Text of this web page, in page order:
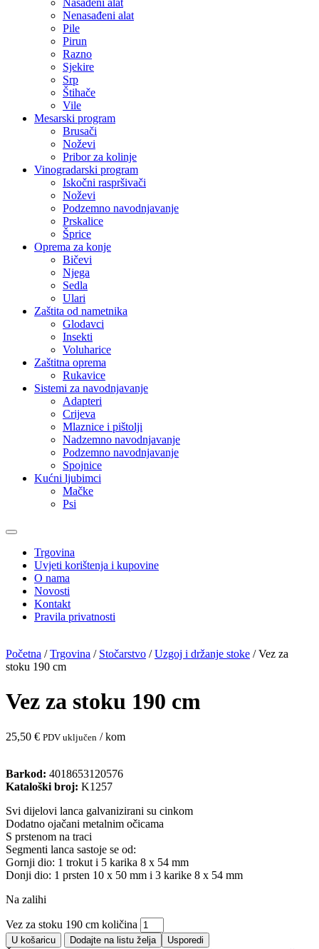
Nasađeni alat
Nenasađeni alat
Pile
Pirun
Razno
Sjekire
Srp
Štihače
Vile
Mesarski program
Brusači
Noževi
Pribor za kolinje
Vinogradarski program
Iskočni raspršivači
Noževi
Podzemno navodnjavanje
Prskalice
Šprice
Oprema za konje
Bičevi
Njega
Sedla
Ulari
Zaštita od nametnika
Glodavci
Insekti
Voluharice
Zaštitna oprema
Rukavice
Sistemi za navodnjavanje
Adapteri
Crijeva
Mlaznice i pištolji
Nadzemno navodnjavanje
Podzemno navodnjavanje
Spojnice
Kućni ljubimci
Mačke
Psi
Trgovina
Uvjeti korištenja i kupovine
O nama
Novosti
Kontakt
Pravila privatnosti
Početna /Trgovina / Stočarstvo /Uzgoj i držanje stoke / Vez za
stoku 190 cm
Vez za stoku 190 cm
25,50 € PDV uključen / kom
Barkod: 4018653120576
Kataloški broj: K1257
Svi dijelovi lanca galvanizirani su cinkom
Dodatno ojačani metalnim očicama
S prstenom na traci
Segmenti lanca sastoje se od:
Gornji dio: 1 trokut i 5 karika 8 x 54 mm
Donji dio: 1 prsten 10 x 50 mm i 3 karike 8 x 54 mm
Na zalihi
Vez za stoku 190 cm količina
U košaricu Dodajte na listu želja Usporedi